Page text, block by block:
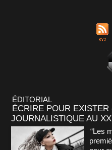
ÉDITORIAL
ÉCRIRE POUR
JOURNALISTIQUE AU
“Les